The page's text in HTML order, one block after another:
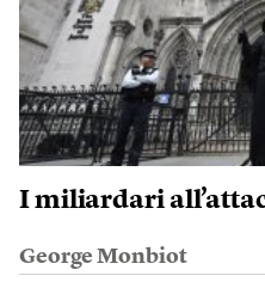
I miliardari
George Monbiot